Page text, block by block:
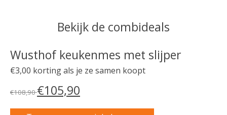
Bekijk de combideals
Wusthof keukenmes met slijper
€3,00 korting als je ze samen koopt
€108,90€105,90